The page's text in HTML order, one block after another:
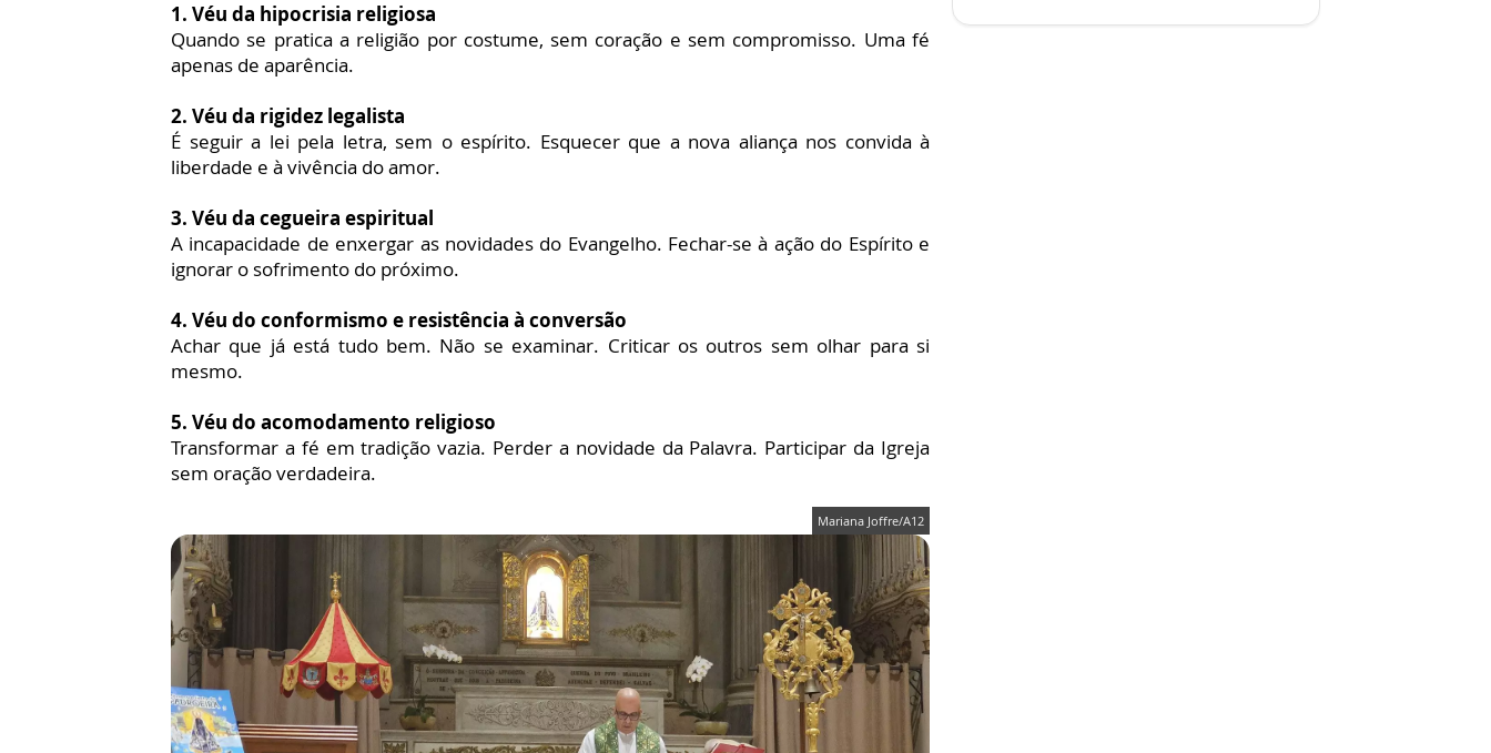
1. Véu da hipocrisia religiosa
Quando se pratica a religião por costume, sem coração e sem compromisso. Uma fé
apenas de aparência.
2. Véu da rigidez legalista
É seguir a lei pela letra, sem o espírito. Esquecer que a nova aliança nos convida à
liberdade e à vivência do amor.
3. Véu da cegueira espiritual
A incapacidade de enxergar as novidades do Evangelho. Fechar-se à ação do Espírito e
ignorar o sofrimento do próximo.
4. Véu do conformismo e resistência à conversão
Achar que já está tudo bem. Não se examinar. Criticar os outros sem olhar para si
mesmo.
5. Véu do acomodamento religioso
Transformar a fé em tradição vazia. Perder a novidade da Palavra. Participar da Igreja
sem oração verdadeira.
Mariana Joffre/A12